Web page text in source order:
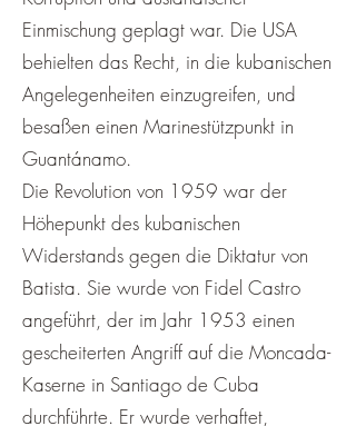
Einmischung geplagt war. Die USA
behielten das Recht, in die kubanischen
Angelegenheiten einzugreifen, und
besaßen einen Marinestützpunkt in
Guantánamo.
Die Revolution von 1959 war der
Höhepunkt des kubanischen
Widerstands gegen die Diktatur von
Batista. Sie wurde von Fidel Castro
angeführt, der im Jahr 1953 einen
gescheiterten Angriff auf die Moncada-
Kaserne in Santiago de Cuba
durchführte. Er wurde verhaftet,